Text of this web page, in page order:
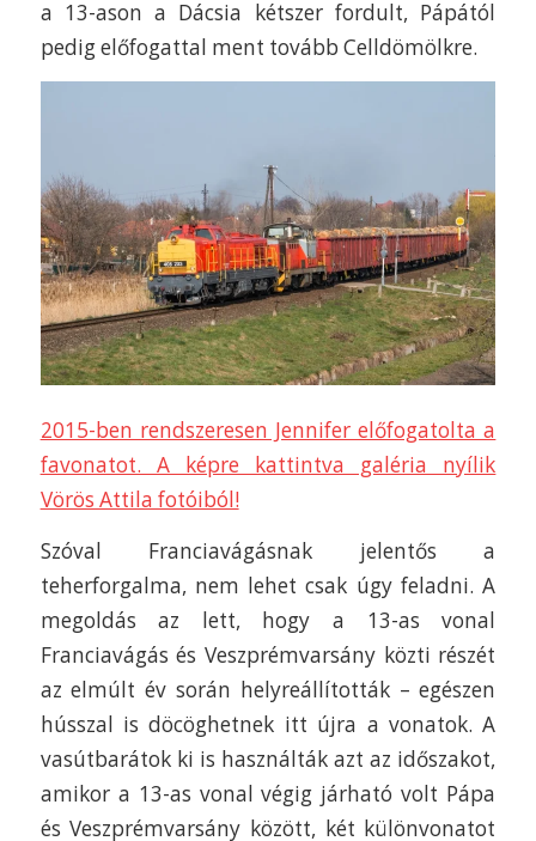
a 13-ason a Dácsia kétszer fordult, Pápától
pedig előfogattal ment tovább Celldömölkre.
2015-ben rendszeresen Jennifer előfogatolta a
favonatot. A képre kattintva galéria nyílik
Vörös Attila fotóiból!
Szóval Franciavágásnak jelentős a
teherforgalma, nem lehet csak úgy feladni. A
megoldás az lett, hogy a 13-as vonal
Franciavágás és Veszprémvarsány közti részét
az elmúlt év során helyreállították – egészen
hússzal is döcöghetnek itt újra a vonatok. A
vasútbarátok ki is használták azt az időszakot,
amikor a 13-as vonal végig járható volt Pápa
és Veszprémvarsány között, két különvonatot